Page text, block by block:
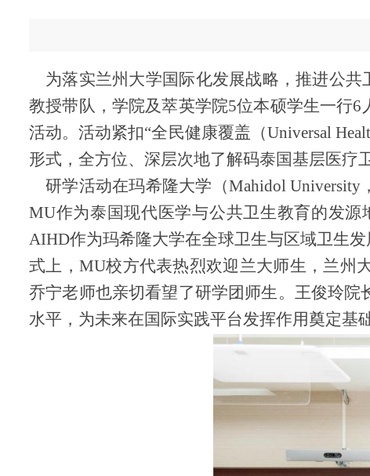
为落实兰州大学国际化发展战略，推进公共
教授带队，学院及萃英学院5位本硕学生一行
活动。活动紧扣“全民健康覆盖（Universal
形式，全方位、深层次地了解码泰国基层医疗
研学活动在玛希隆大学 （Mahidol University ，
MU作为泰国现代医学与公共卫生教育的发源
AIHD作为玛希隆大学在全球卫生与区域卫生
式上，MU校方代表热烈欢迎兰大师生，兰州
乔宁老师也亲切看望了研学团师生。王俊玲
水平，为未来在国际实践平台发挥作用奠定基础